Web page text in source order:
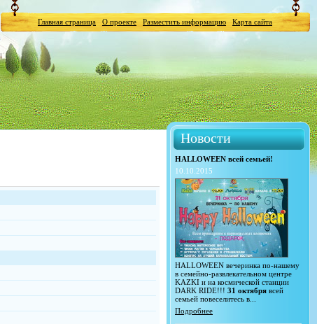
Главная страница О проекте Разместить информацию Карта сайта
Новости
HALLOWEEN всей семьей!
10.10.2015
HALLOWEEN вечеринка по-нашему
в семейно-развлекательном центре
KAZKI и на космической станции
DARK RIDE!!! 31 октября всей
семьей повеселитесь в...
Подробнее